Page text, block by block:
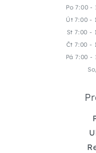
Po 7:00 -
Út 7:00 -
St 7:00 -
Čt 7:00 -
Pá 7:00 -